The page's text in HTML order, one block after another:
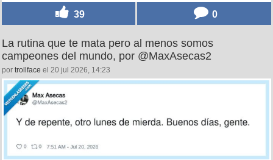
39 0
La rutina que te mata pero al menos somos
campeones del mundo, por @MaxAsecas2
por trollface el 20 jul 2026, 14:23